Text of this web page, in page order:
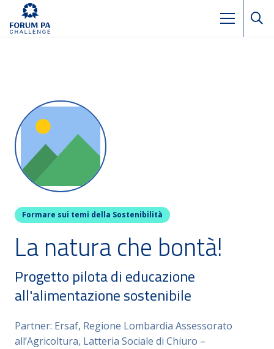
Formare sui temi della Sostenibilità
La natura che bontà!
Progetto pilota di educazione
all'alimentazione sostenibile
Partner: Ersaf, Regione Lombardia Assessorato
all’Agricoltura, Latteria Sociale di Chiuro –